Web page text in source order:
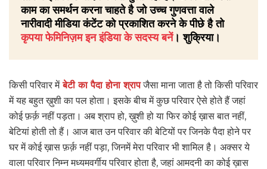
काम का समर्थन करना चाहते है जो उच्च गुणवत्ता वाले
नारीवादी मीडिया कंटेंट को प्रकाशित करने के पीछे है तो
कृपया फेमिनिज़म इन इंडिया के सदस्य बनें। शुक्रिया।
किसी परिवार मेंबेटी का पैदा होना श्रापजैसा माना जाता है तो किसी परिवार
में यह बहुत ख़ुशी का पल होता। इसके बीच में कुछ परिवार ऐसे होते हैं जहां
कोई फ़र्क़ नहीं पड़ता। अब श्राप हो, ख़ुशी हो या फिर कोई ख़ास बात नहीं,
बेटियां होती तो हैं। आज बात उन परिवार की बेटियों पर जिनके पैदा होने पर
घर में कोई ख़ास फ़र्क़ नहीं पड़ा, जिनमें मेरा परिवार भी शामिल है। अक्सर ये
वाला परिवार निम्न मध्यमवर्गीय परिवार होता है, जहां आमदनी का कोई ख़ास